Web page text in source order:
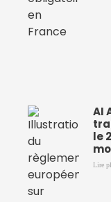
AI
le
Lire